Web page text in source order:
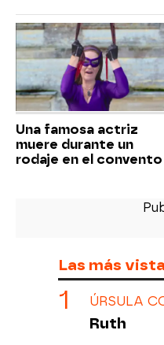
Una famosa actriz
muere durante un
rodaje en el convento
Las más
ÚRSULA
Ruth